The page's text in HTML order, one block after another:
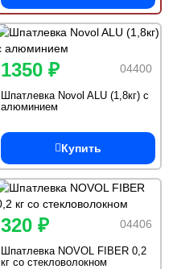
04400
1350 ₽
Шпатлевка Novol ALU (1,8кг) с
алюминием
Купить
04406
320 ₽
Шпатлевка NOVOL FIBER 0,2
кг со стекловолокном